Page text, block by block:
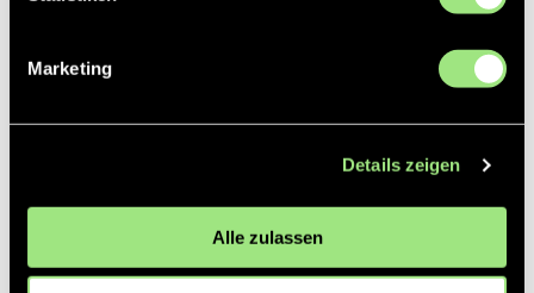
Marketing
Details zeigen
Alle zulassen